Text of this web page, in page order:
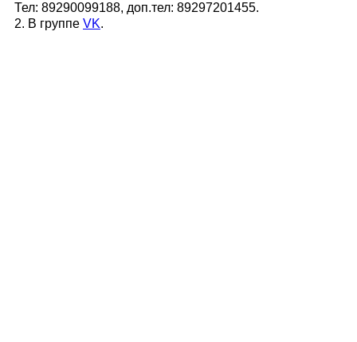
Тел: 89290099188, доп.тел: 89297201455.
2. В группе VK.